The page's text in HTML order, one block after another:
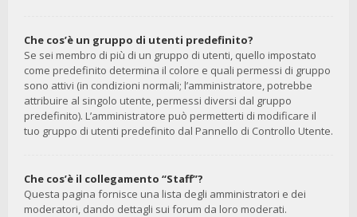
Che cos’è un gruppo di utenti predefinito?
Se sei membro di più di un gruppo di utenti, quello impostato
come predefinito determina il colore e quali permessi di gruppo
sono attivi (in condizioni normali; l’amministratore, potrebbe
attribuire al singolo utente, permessi diversi dal gruppo
predefinito). L’amministratore può permetterti di modificare il
tuo gruppo di utenti predefinito dal Pannello di Controllo Utente.
Che cos’è il collegamento “Staff”?
Questa pagina fornisce una lista degli amministratori e dei
moderatori, dando dettagli sui forum da loro moderati.